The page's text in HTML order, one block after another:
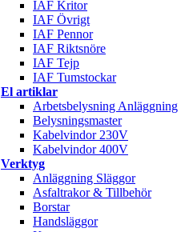
IAF Kritor
IAF Övrigt
IAF Pennor
IAF Riktsnöre
IAF Tejp
IAF Tumstockar
El artiklar
Arbetsbelysning Anläggning
Belysningsmaster
Kabelvindor 230V
Kabelvindor 400V
Verktyg
Anläggning Släggor
Asfaltrakor & Tillbehör
Borstar
Handsläggor